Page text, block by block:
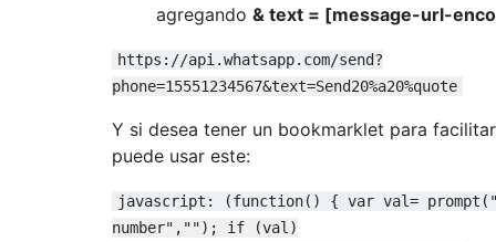
agregando & text = [message-url-
https://api.whatsapp.com/send?
phone=15551234567&text=Send20%a20%quote
Y si desea tener un bookmarklet para
puede usar este:
javascript: (function() { var val=
number",""); if (val)